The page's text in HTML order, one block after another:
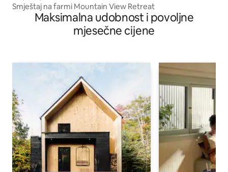
Smještaj na farmi Mountain View Retreat
Maksimalna udobnost i povoljne
mjesečne cijene